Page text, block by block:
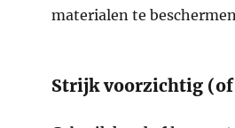
materialen te
Strijk voorzichtig